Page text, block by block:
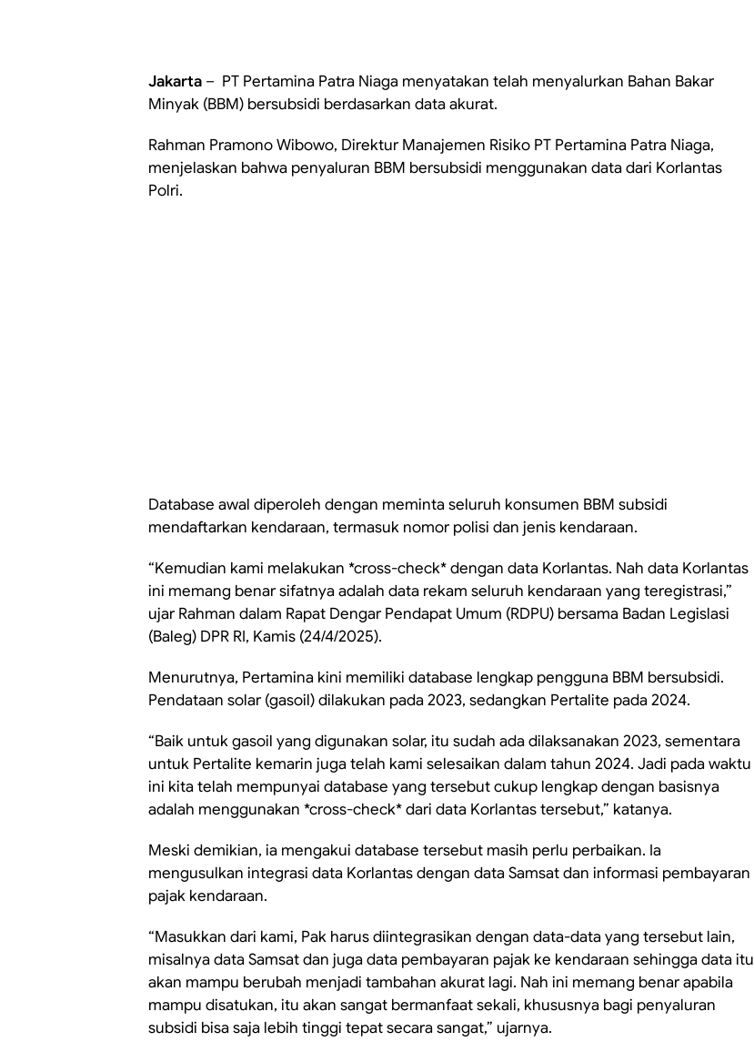
Jakarta – PT Pertamina Patra Niaga menyatakan telah menyalurkan Bahan Bakar
Minyak (BBM) bersubsidi berdasarkan data akurat.
Rahman Pramono Wibowo, Direktur Manajemen Risiko PT Pertamina Patra Niaga,
menjelaskan bahwa penyaluran BBM bersubsidi menggunakan data dari Korlantas
Polri.
Database awal diperoleh dengan meminta seluruh konsumen BBM subsidi
mendaftarkan kendaraan, termasuk nomor polisi dan jenis kendaraan.
“Kemudian kami melakukan *cross-check* dengan data Korlantas. Nah data Korlantas
ini memang benar sifatnya adalah data rekam seluruh kendaraan yang teregistrasi,”
ujar Rahman dalam Rapat Dengar Pendapat Umum (RDPU) bersama Badan Legislasi
(Baleg) DPR RI, Kamis (24/4/2025).
Menurutnya, Pertamina kini memiliki database lengkap pengguna BBM bersubsidi.
Pendataan solar (gasoil) dilakukan pada 2023, sedangkan Pertalite pada 2024.
“Baik untuk gasoil yang digunakan solar, itu sudah ada dilaksanakan 2023, sementara
untuk Pertalite kemarin juga telah kami selesaikan dalam tahun 2024. Jadi pada waktu
ini kita telah mempunyai database yang tersebut cukup lengkap dengan basisnya
adalah menggunakan *cross-check* dari data Korlantas tersebut,” katanya.
Meski demikian, ia mengakui database tersebut masih perlu perbaikan. Ia
mengusulkan integrasi data Korlantas dengan data Samsat dan informasi pembayaran
pajak kendaraan.
“Masukkan dari kami, Pak harus diintegrasikan dengan data-data yang tersebut lain,
misalnya data Samsat dan juga data pembayaran pajak ke kendaraan sehingga data itu
akan mampu berubah menjadi tambahan akurat lagi. Nah ini memang benar apabila
mampu disatukan, itu akan sangat bermanfaat sekali, khususnya bagi penyaluran
subsidi bisa saja lebih tinggi tepat secara sangat,” ujarnya.